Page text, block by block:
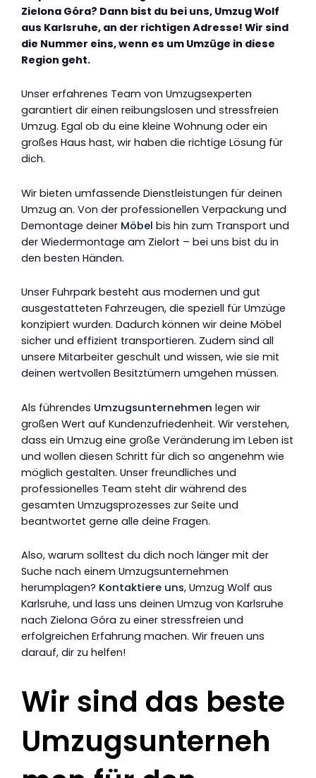
Zielona Góra? Dann bist du bei uns, Umzug Wolf
aus Karlsruhe, an der richtigen Adresse! Wir sind
die Nummer eins, wenn es um Umzüge in diese
Region geht.
Unser erfahrenes Team von Umzugsexperten
garantiert dir einen reibungslosen und stressfreien
Umzug. Egal ob du eine kleine Wohnung oder ein
großes Haus hast, wir haben die richtige Lösung für
dich.
Wir bieten umfassende Dienstleistungen für deinen
Umzug an. Von der professionellen Verpackung und
Demontage deiner Möbel bis hin zum Transport und
der Wiedermontage am Zielort – bei uns bist du in
den besten Händen.
Unser Fuhrpark besteht aus modernen und gut
ausgestatteten Fahrzeugen, die speziell für Umzüge
konzipiert wurden. Dadurch können wir deine Möbel
sicher und effizient transportieren. Zudem sind all
unsere Mitarbeiter geschult und wissen, wie sie mit
deinen wertvollen Besitztümern umgehen müssen.
Als führendes Umzugsunternehmen legen wir
großen Wert auf Kundenzufriedenheit. Wir verstehen,
dass ein Umzug eine große Veränderung im Leben ist
und wollen diesen Schritt für dich so angenehm wie
möglich gestalten. Unser freundliches und
professionelles Team steht dir während des
gesamten Umzugsprozesses zur Seite und
beantwortet gerne alle deine Fragen.
Also, warum solltest du dich noch länger mit der
Suche nach einem Umzugsunternehmen
herumplagen? Kontaktiere uns, Umzug Wolf aus
Karlsruhe, und lass uns deinen Umzug von Karlsruhe
nach Zielona Góra zu einer stressfreien und
erfolgreichen Erfahrung machen. Wir freuen uns
darauf, dir zu helfen!
Wir sind das beste
Umzugsunterneh